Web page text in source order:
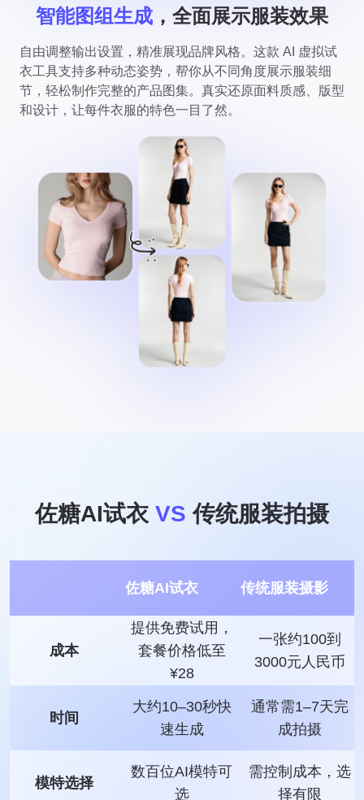
智能图组生成 ，全面展示服装效果
自由调整输出设置，精准展现品牌风格。这款 AI 虚拟试
衣工具支持多种动态姿势，帮你从不同角度展示服装细
节，轻松制作完整的产品图集。真实还原面料质感、版型
和设计，让每件衣服的特色一目了然。
佐糖AI试衣 VS 传统服装拍摄
佐糖AI试衣 传统服装摄影
成本
提供免费试用，
套餐价格低至
¥28
一张约100到
3000元人民币
时间
大约10–30秒快
速生成
通常需1–7天完
成拍摄
模特选择
数百位AI模特可
选
需控制成本，选
择有限